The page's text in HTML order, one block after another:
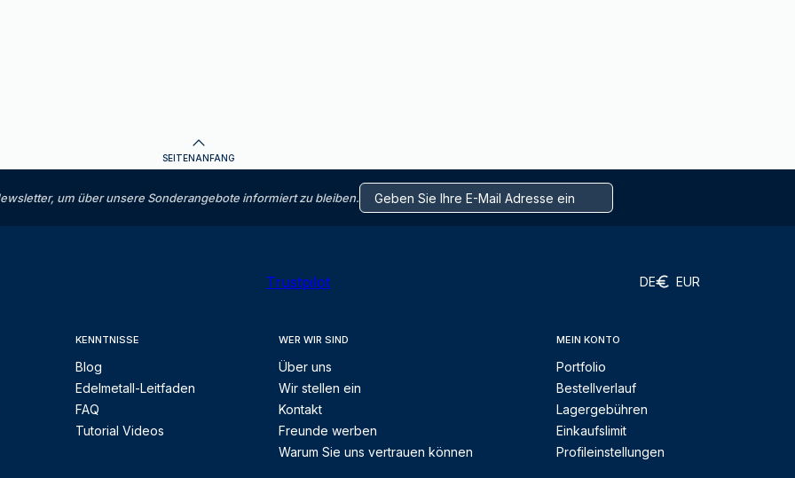
SEITENANFANG
um über unsere Sonderangebote informiert zu bleiben.
Trustpilot DE EUR
KENNTNISSE
Blog
Edelmetall-Leitfaden
FAQ
Tutorial Videos
WER WIR SIND
Über uns
Wir stellen ein
Kontakt
Freunde werben
Warum Sie uns vertrauen können
MEIN KONTO
Portfolio
Bestellverlauf
Lagergebühren
Einkaufslimit
Profileinstellungen